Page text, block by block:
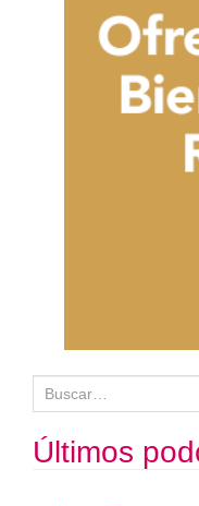
u
sÚltimos